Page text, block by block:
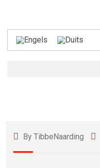
By TibbeNaarding